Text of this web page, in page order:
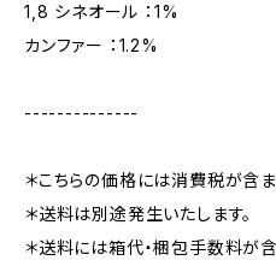
1,8 シネオール ：1%
カンファー ：1.2%
--------------
＊こちらの価格には消費税が含ま
＊送料は別途発生いたします。
＊送料には箱代・梱包手数料が含